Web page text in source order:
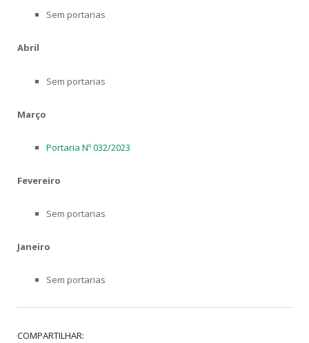
Sem portarias
Abril
Sem portarias
Março
Portaria Nº 032/2023
Fevereiro
Sem portarias
Janeiro
Sem portarias
COMPARTILHAR: